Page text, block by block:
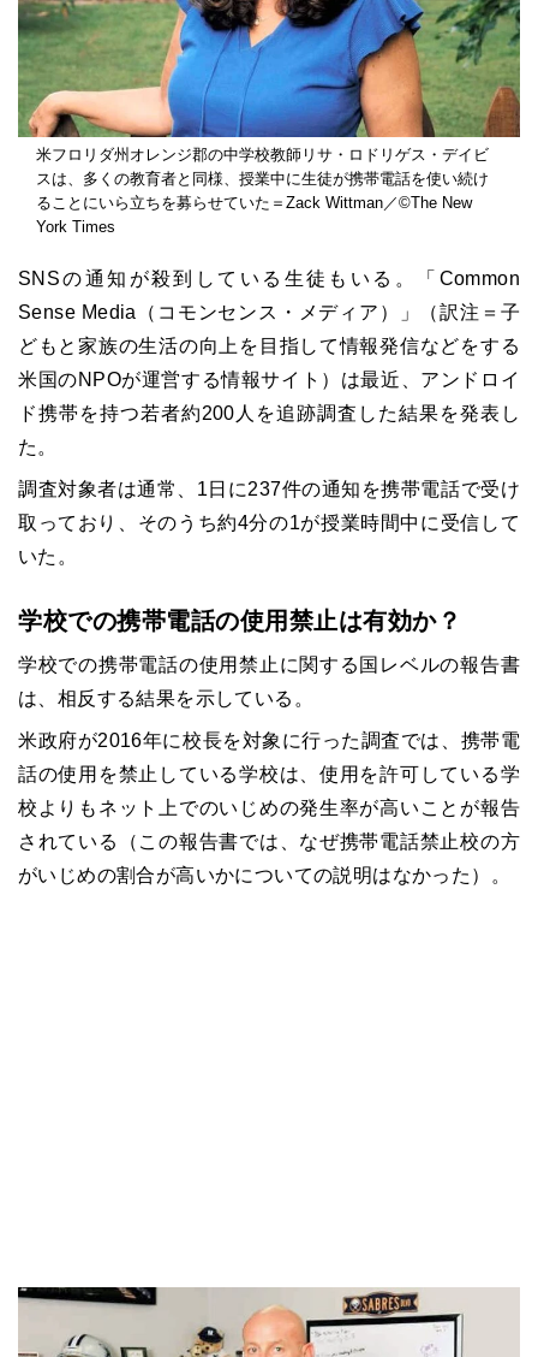
米フロリダ州オレンジ郡の中学校教師リサ・ロドリゲス・デイビ
スは、多くの教育者と同様、授業中に生徒が携帯電話を使い続け
ることにいら立ちを募らせていた＝Zack Wittman／©The New
York Times
SNSの通知が殺到している生徒もいる。「Common
Sense Media（コモンセンス・メディア）」（訳注＝子
どもと家族の生活の向上を目指して情報発信などをする
米国のNPOが運営する情報サイト）は最近、アンドロイ
ド携帯を持つ若者約200人を追跡調査した結果を発表し
た。
調査対象者は通常、1日に237件の通知を携帯電話で受け
取っており、そのうち約4分の1が授業時間中に受信して
いた。
学校での携帯電話の使用禁止は有効か？
学校での携帯電話の使用禁止に関する国レベルの報告書
は、相反する結果を示している。
米政府が2016年に校長を対象に行った調査では、携帯電
話の使用を禁止している学校は、使用を許可している学
校よりもネット上でのいじめの発生率が高いことが報告
されている（この報告書では、なぜ携帯電話禁止校の方
がいじめの割合が高いかについての説明はなかった）。